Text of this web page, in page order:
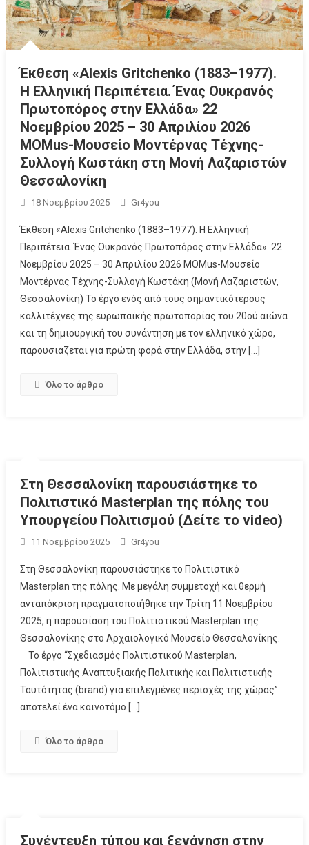
Έκθεση «Alexis Gritchenko (1883–1977).
Η Ελληνική Περιπέτεια. Ένας Ουκρανός
Πρωτοπόρος στην Ελλάδα» 22
Νοεμβρίου 2025 – 30 Απριλίου 2026
MOMus-Μουσείο Μοντέρνας Τέχνης-
Συλλογή Κωστάκη στη Μονή Λαζαριστών
Θεσσαλονίκη
18 Νοεμβρίου 2025 Gr4you
Έκθεση «Alexis Gritchenko (1883–1977). Η Ελληνική
Περιπέτεια. Ένας Ουκρανός Πρωτοπόρος στην Ελλάδα» 22
Νοεμβρίου 2025 – 30 Απριλίου 2026 MOMus-Μουσείο
Μοντέρνας Τέχνης-Συλλογή Κωστάκη (Μονή Λαζαριστών,
Θεσσαλονίκη) Το έργο ενός από τους σημαντικότερους
καλλιτέχνες της ευρωπαϊκής πρωτοπορίας του 20ού αιώνα
και τη δημιουργική του συνάντηση με τον ελληνικό χώρο,
παρουσιάζεται για πρώτη φορά στην Ελλάδα, στην […]
Όλο το άρθρο
Στη Θεσσαλονίκη παρουσιάστηκε το
Πολιτιστικό Masterplan της πόλης του
Υπουργείου Πολιτισμού (Δείτε το video)
11 Νοεμβρίου 2025 Gr4you
Στη Θεσσαλονίκη παρουσιάστηκε το Πολιτιστικό
Masterplan της πόλης. Με μεγάλη συμμετοχή και θερμή
ανταπόκριση πραγματοποιήθηκε την Τρίτη 11 Νοεμβρίου
2025, η παρουσίαση του Πολιτιστικού Masterplan της
Θεσσαλονίκης στο Αρχαιολογικό Μουσείο Θεσσαλονίκης.
Το έργο “Σχεδιασμός Πολιτιστικού Masterplan,
Πολιτιστικής Αναπτυξιακής Πολιτικής και Πολιτιστικής
Ταυτότητας (brand) για επιλεγμένες περιοχές της χώρας”
αποτελεί ένα καινοτόμο […]
Όλο το άρθρο
Συνέντευξη τύπου και ξενάγηση στην